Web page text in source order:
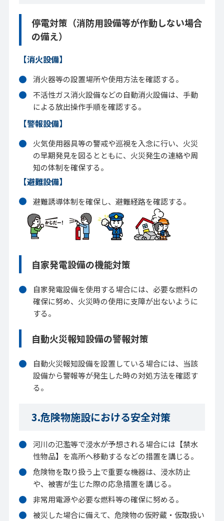
停電対策（消防用設備等が作動しない場合
の備え）
【消火設備】
消火器等の設置場所や使用方法を確認する。
不活性ガス消火設備などの自動消火設備は、手動
による放出操作手順を確認する。
【警報設備】
火気使用器具等の警戒や巡視を入念に行い、火災
の早期発見を図るとともに、火災発生の連絡や周
知の体制を確保する。
【避難設備】
避難誘導体制を確保し、避難経路を確認する。
自家発電設備の機能対策
自家発電設備を使用する場合には、必要な燃料の
確保に努め、火災時の使用に支障が出ないように
する。
自動火災報知設備の警報対策
自動火災報知設備を設置している場合には、当該
設備から警報等が発生した時の対処方法を確認す
る。
3.危険物施設における安全対策
河川の氾濫等で浸水が予想される場合には【禁水
性物品】を高所へ移動するなどの措置を講じる。
危険物を取り扱う上で重要な機器は、浸水防止
や、被害が生じた際の応急措置を講じる。
非常用電源や必要な燃料等の確保に努める。
被災した場合に備えて、危険物の仮貯蔵・仮取扱い